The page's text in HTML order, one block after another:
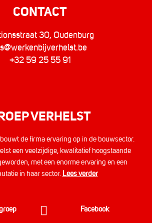
CONTACT
30, Oudenburg
+32 59 25 55 91
VERHELST
de firma ervaring op in de bouwsector.
een veelzijdige, kwalitatief hoogstaande
met een enorme ervaring en een
in haar sector. Lees verder
Facebook